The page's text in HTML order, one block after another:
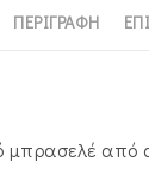
ΠΕΡΙΓΡΑΦΉ
μπρασελέ από